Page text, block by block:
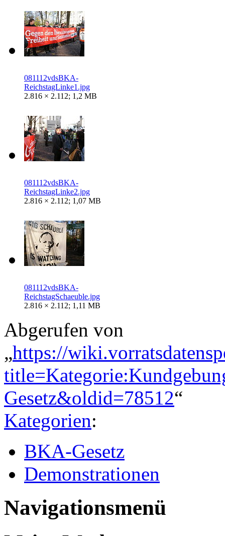
081112vdsBKA-
ReichstagLinke1.jpg
2.816 × 2.112; 1,2 MB
081112vdsBKA-
ReichstagLinke2.jpg
2.816 × 2.112; 1,07 MB
081112vdsBKA-
ReichstagSchaeuble.jpg
2.816 × 2.112; 1,11 MB
Abgerufen von
„https://
Gesetz&oldid=78512“
Kategorien:
BKA-Gesetz
Demonstrationen
Navigationsmenü